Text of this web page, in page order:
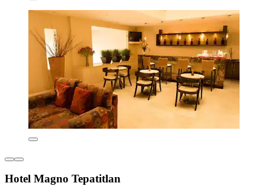
Hotel Magno Tepatitlan